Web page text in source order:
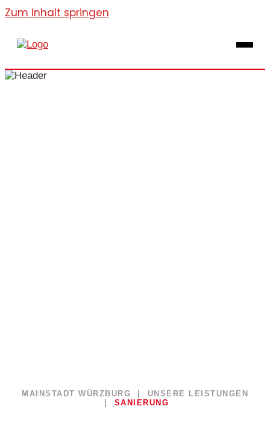
Zum Inhalt springen
MAINSTADT WÜRZBURG | UNSERE LEISTUNGEN
SANIERUNG